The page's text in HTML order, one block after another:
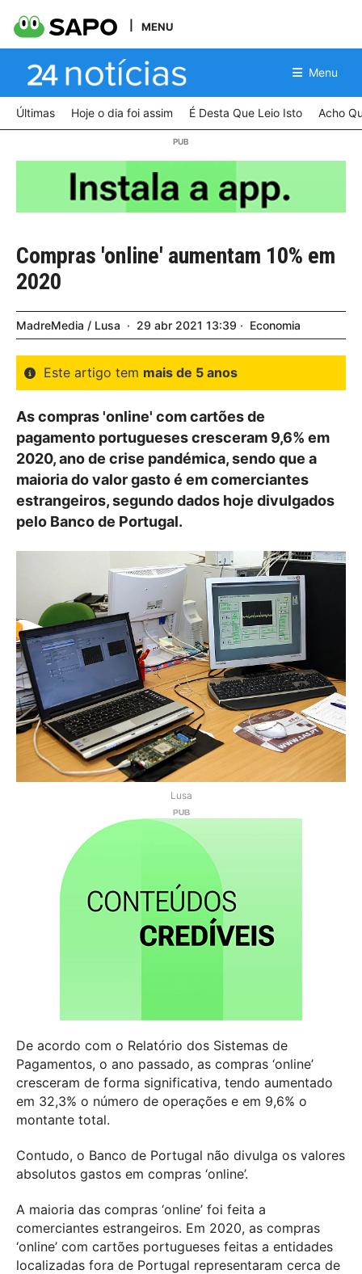
MENU
Menu
Últimas Hoje o dia foi assim É Desta Que Leio Isto Acho
Compras 'online' aumentam 10% em
2020
MadreMedia / Lusa 29 abr 2021 13:39 Economia
Este artigo tem mais de 5 anos
As compras 'online' com cartões de
pagamento portugueses cresceram 9,6% em
2020, ano de crise pandémica, sendo que a
maioria do valor gasto é em comerciantes
estrangeiros, segundo dados hoje divulgados
pelo Banco de Portugal.
Lusa
De acordo com o Relatório dos Sistemas de
Pagamentos, o ano passado, as compras ‘online’
cresceram de forma significativa, tendo aumentado
em 32,3% o número de operações e em 9,6% o
montante total.
Contudo, o Banco de Portugal não divulga os valores
absolutos gastos em compras ‘online’.
A maioria das compras ‘online’ foi feita a
comerciantes estrangeiros. Em 2020, as compras
‘online’ com cartões portugueses feitas a entidades
localizadas fora de Portugal representaram cerca de